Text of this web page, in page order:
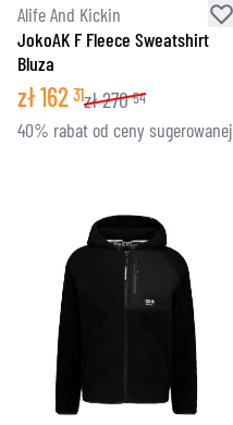
Alife And Kickin
JokoAK F Fleece Sweatshirt
Bluza
zł162 31zł270 54
40% rabat od ceny sugerowanej